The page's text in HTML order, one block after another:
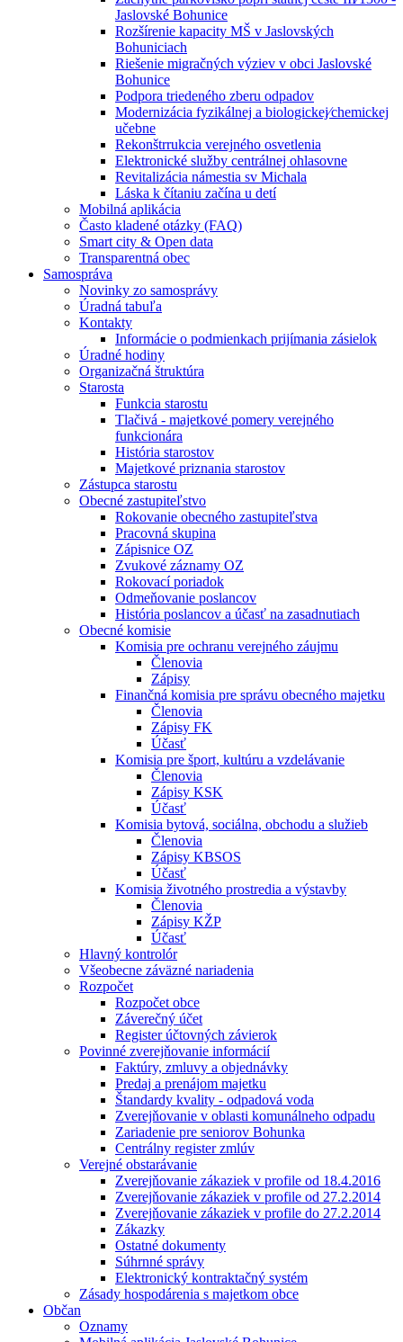
Jaslovské Bohunice
Rozšírenie kapacity MŠ v Jaslovských
Bohuniciach
Riešenie migračných výziev v obci Jaslovské
Bohunice
Podpora triedeného zberu odpadov
Modernizácia fyzikálnej a biologickej⁄chemickej
učebne
Rekonštrrukcia verejného osvetlenia
Elektronické služby centrálnej ohlasovne
Revitalizácia námestia sv Michala
Láska k čítaniu začína u detí
Mobilná aplikácia
Často kladené otázky (FAQ)
Smart city & Open data
Transparentná obec
Samospráva
Novinky zo samosprávy
Úradná tabuľa
Kontakty
Informácie o podmienkach prijímania zásielok
Úradné hodiny
Organizačná štruktúra
Starosta
Funkcia starostu
Tlačivá - majetkové pomery verejného
funkcionára
História starostov
Majetkové priznania starostov
Zástupca starostu
Obecné zastupiteľstvo
Rokovanie obecného zastupiteľstva
Pracovná skupina
Zápisnice OZ
Zvukové záznamy OZ
Rokovací poriadok
Odmeňovanie poslancov
História poslancov a účasť na zasadnutiach
Obecné komisie
Komisia pre ochranu verejného záujmu
Členovia
Zápisy
Finančná komisia pre správu obecného majetku
Členovia
Zápisy FK
Účasť
Komisia pre šport, kultúru a vzdelávanie
Členovia
Zápisy KSK
Účasť
Komisia bytová, sociálna, obchodu a služieb
Členovia
Zápisy KBSOS
Účasť
Komisia životného prostredia a výstavby
Členovia
Zápisy KŽP
Účasť
Hlavný kontrolór
Všeobecne záväzné nariadenia
Rozpočet
Rozpočet obce
Záverečný účet
Register účtovných závierok
Povinné zverejňovanie informácií
Faktúry, zmluvy a objednávky
Predaj a prenájom majetku
Štandardy kvality - odpadová voda
Zverejňovanie v oblasti komunálneho odpadu
Zariadenie pre seniorov Bohunka
Centrálny register zmlúv
Verejné obstarávanie
Zverejňovanie zákaziek v profile od 18.4.2016
Zverejňovanie zákaziek v profile od 27.2.2014
Zverejňovanie zákaziek v profile do 27.2.2014
Zákazky
Ostatné dokumenty
Súhrnné správy
Elektronický kontraktačný systém
Zásady hospodárenia s majetkom obce
Občan
Oznamy